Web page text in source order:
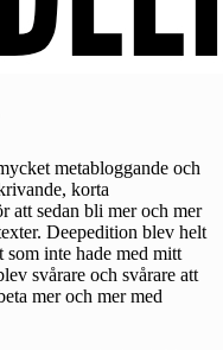
metabloggande och
korta
att sedan bli mer och mer
Deepedition blev helt
som inte hade med mitt
svårare och svårare att
mer och mer med